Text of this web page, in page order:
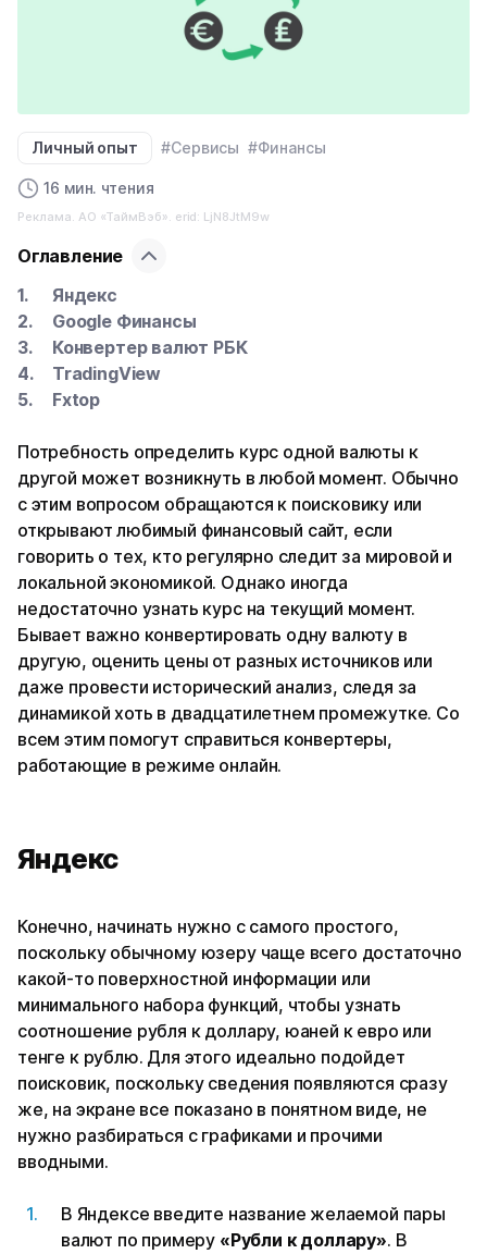
Личный опыт #Сервисы #Финансы
16 мин. чтения
Реклама. АО «ТаймВэб». erid: LjN8JtM9w
Оглавление
Яндекс
Google Финансы
Конвертер валют РБК
TradingView
Fxtop
Потребность определить курс одной валюты к
другой может возникнуть в любой момент. Обычно
с этим вопросом обращаются к поисковику или
открывают любимый финансовый сайт, если
говорить о тех, кто регулярно следит за мировой и
локальной экономикой. Однако иногда
недостаточно узнать курс на текущий момент.
Бывает важно конвертировать одну валюту в
другую, оценить цены от разных источников или
даже провести исторический анализ, следя за
динамикой хоть в двадцатилетнем промежутке. Со
всем этим помогут справиться конвертеры,
работающие в режиме онлайн.
Яндекс
Конечно, начинать нужно с самого простого,
поскольку обычному юзеру чаще всего достаточно
какой-то поверхностной информации или
минимального набора функций, чтобы узнать
соотношение рубля к доллару, юаней к евро или
тенге к рублю. Для этого идеально подойдет
поисковик, поскольку сведения появляются сразу
же, на экране все показано в понятном виде, не
нужно разбираться с графиками и прочими
вводными.
В Яндексе введите название желаемой пары
валют по примеру «Рубли к доллару». В